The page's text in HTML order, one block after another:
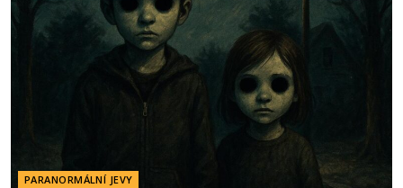
vyhýbají! Už jste o těchto lesích slyšeli? A odvážili
byste se je navštívit? [gallery ids="17
PARANORMÁLNÍ JEVY